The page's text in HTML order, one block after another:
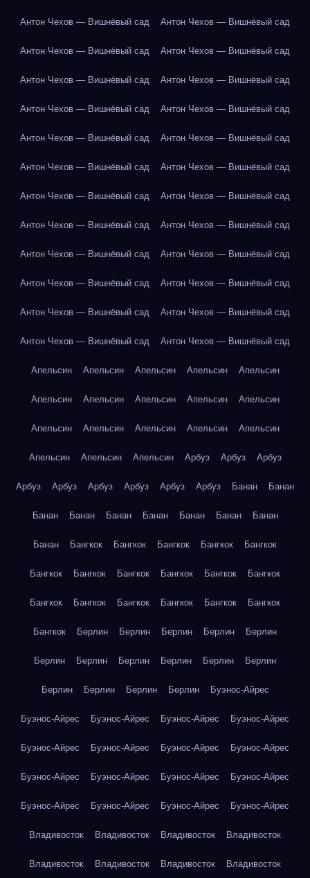
Антон Чехов — Вишнёвый сад Антон Чехов — Вишнёвый сад
Антон Чехов — Вишнёвый сад Антон Чехов — Вишнёвый сад
Антон Чехов — Вишнёвый сад Антон Чехов — Вишнёвый сад
Антон Чехов — Вишнёвый сад Антон Чехов — Вишнёвый сад
Антон Чехов — Вишнёвый сад Антон Чехов — Вишнёвый сад
Антон Чехов — Вишнёвый сад Антон Чехов — Вишнёвый сад
Антон Чехов — Вишнёвый сад Антон Чехов — Вишнёвый сад
Антон Чехов — Вишнёвый сад Антон Чехов — Вишнёвый сад
Антон Чехов — Вишнёвый сад Антон Чехов — Вишнёвый сад
Антон Чехов — Вишнёвый сад Антон Чехов — Вишнёвый сад
Антон Чехов — Вишнёвый сад Антон Чехов — Вишнёвый сад
Антон Чехов — Вишнёвый сад Антон Чехов — Вишнёвый сад
Апельсин Апельсин Апельсин Апельсин Апельсин
Апельсин Апельсин Апельсин Апельсин Апельсин
Апельсин Апельсин Апельсин Апельсин Апельсин
Апельсин Апельсин Апельсин Арбуз Арбуз Арбуз
Арбуз Арбуз Арбуз Арбуз Арбуз Арбуз Банан Банан
Банан Банан Банан Банан Банан Банан Банан
Банан Бангкок Бангкок Бангкок Бангкок Бангкок
Бангкок Бангкок Бангкок Бангкок Бангкок Бангкок
Бангкок Бангкок Бангкок Бангкок Бангкок Бангкок
Бангкок Берлин Берлин Берлин Берлин Берлин
Берлин Берлин Берлин Берлин Берлин Берлин
Берлин Берлин Берлин Берлин Буэнос-Айрес
Буэнос-Айрес Буэнос-Айрес Буэнос-Айрес Буэнос-Айрес
Буэнос-Айрес Буэнос-Айрес Буэнос-Айрес Буэнос-Айрес
Буэнос-Айрес Буэнос-Айрес Буэнос-Айрес Буэнос-Айрес
Буэнос-Айрес Буэнос-Айрес Буэнос-Айрес Буэнос-Айрес
Владивосток Владивосток Владивосток Владивосток
Владивосток Владивосток Владивосток Владивосток